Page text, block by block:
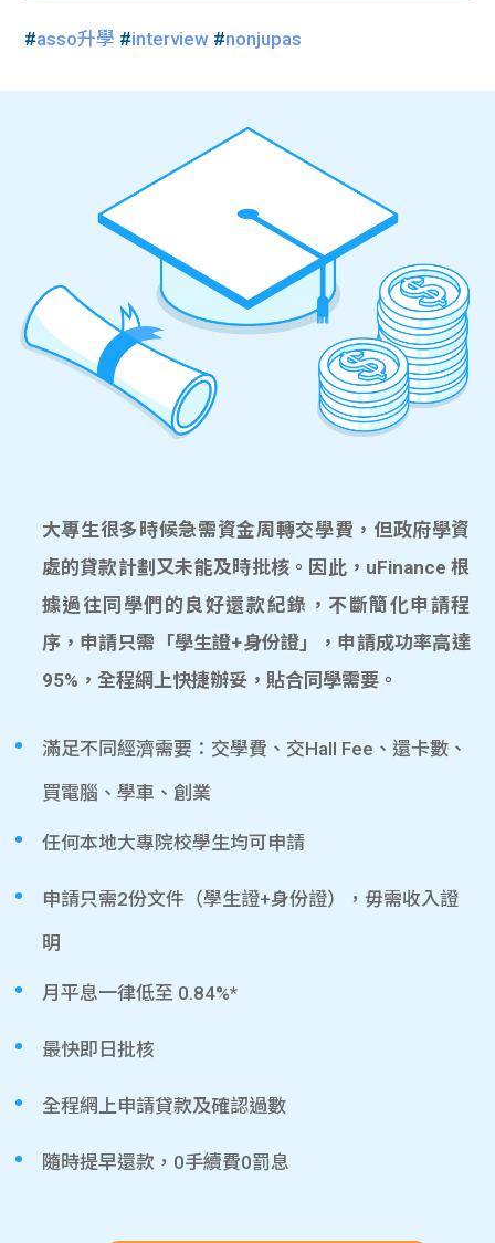
#asso升學 #interview #nonjupas
大專生很多時候急需資金周轉交學費，但政府學資
處的貸款計劃又未能及時批核。因此，uFinance 根
據過往同學們的良好還款紀錄，不斷簡化申請程
序，申請只需「學生證+身份證」，申請成功率高達
95%，全程網上快捷辦妥，貼合同學需要。
滿足不同經濟需要：交學費、交Hall Fee、還卡數、
買電腦、學車、創業
任何本地大專院校學生均可申請
申請只需2份文件（學生證+身份證），毋需收入證
明
月平息一律低至 0.84%*
最快即日批核
全程網上申請貸款及確認過數
隨時提早還款，0手續費0罰息